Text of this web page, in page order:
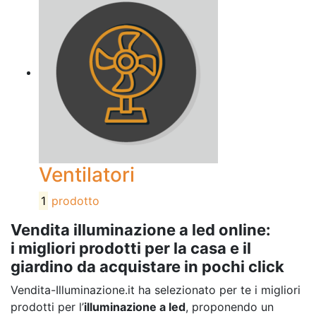
Ventilatori
1 prodotto
Vendita illuminazione a led online:
i migliori prodotti per la casa e il
giardino da acquistare in pochi click
Vendita-Illuminazione.it ha selezionato per te i migliori
prodotti per l’illuminazione a led, proponendo un